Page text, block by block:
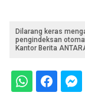
Dilarang keras
pengindeksan
Kantor Berita